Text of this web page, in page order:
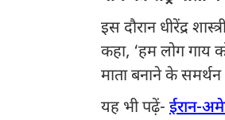
इस दौरान धीरेंद्र
कहा, ‘हम लोग गाय
माता बनाने के
यह भी पढ़ें- ईरान-